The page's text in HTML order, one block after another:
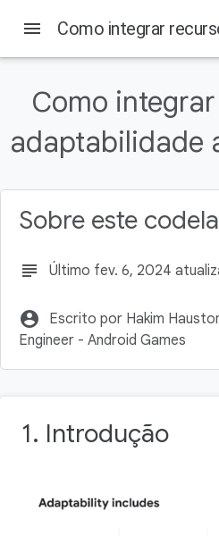
Por que preciso integrar recursos
Como configurar o ambiente de
Como configurar o projeto
Detectar mudanças no status
menu
Como
adaptabilidade
Sobre este
subject Último fev. 6, 2024
account_circle
Escrito por Hakim
Engineer - Android Games
1. Introdução